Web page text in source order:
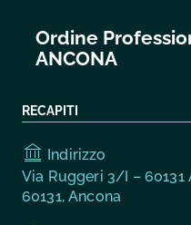
Ordine
ANCONA
RECAPITI
Indirizzo
Via Ruggeri 3/I – 60131
60131, Ancona